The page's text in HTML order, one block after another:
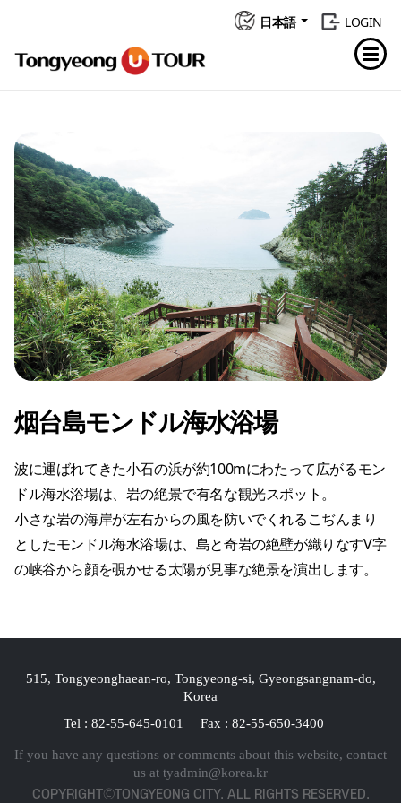
日本語 LOGIN
烟台島モンドル海水浴場
波に運ばれてきた小石の浜が約100mにわたって広がるモン
ドル海水浴場は、岩の絶景で有名な観光スポット。
小さな岩の海岸が左右からの風を防いでくれるこぢんまり
としたモンドル海水浴場は、島と奇岩の絶壁が織りなすV字
の峡谷から顔を覗かせる太陽が見事な絶景を演出します。
515, Tongyeonghaean-ro, Tongyeong-si, Gyeongsangnam-do,
Korea
Tel : 82-55-645-0101
Fax : 82-55-650-3400
If you have any questions or comments about this website, contact
us at tyadmin@korea.kr
COPYRIGHTⒸTONGYEONG CITY. ALL RIGHTS RESERVED.